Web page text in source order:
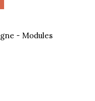
- Modules